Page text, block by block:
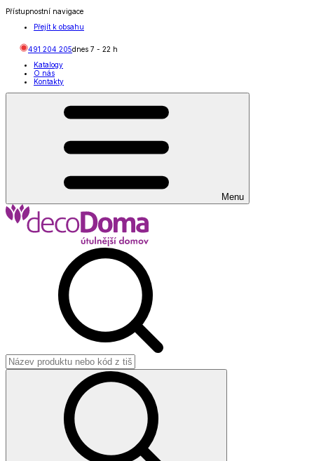
Přístupnostní navigace
Přejít k obsahu
491 204 205dnes 7 - 22 h
Katalogy
O nás
Kontakty
Menu